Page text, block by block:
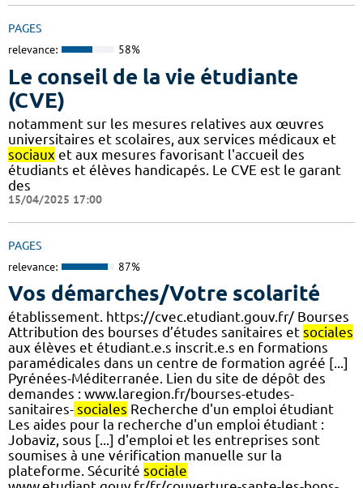
PAGES
relevance: 58%
Le conseil de la vie étudiante
(CVE)
notamment sur les mesures relatives aux œuvres
universitaires et scolaires, aux services médicaux et
sociaux et aux mesures favorisant l'accueil des
étudiants et élèves handicapés. Le CVE est le garant
des
15/04/2025 17:00
PAGES
relevance: 87%
Vos démarches/Votre scolarité
établissement. https://cvec.etudiant.gouv.fr/ Bourses
Attribution des bourses d’études sanitaires et sociales
aux élèves et étudiant.e.s inscrit.e.s en formations
paramédicales dans un centre de formation agréé [...]
Pyrénées-Méditerranée. Lien du site de dépôt des
demandes : www.laregion.fr/bourses-etudes-
sanitaires- sociales Recherche d'un emploi étudiant
Les aides pour la recherche d'un emploi étudiant :
Jobaviz, sous [...] d'emploi et les entreprises sont
soumises à une vérification manuelle sur la
plateforme. Sécurité sociale